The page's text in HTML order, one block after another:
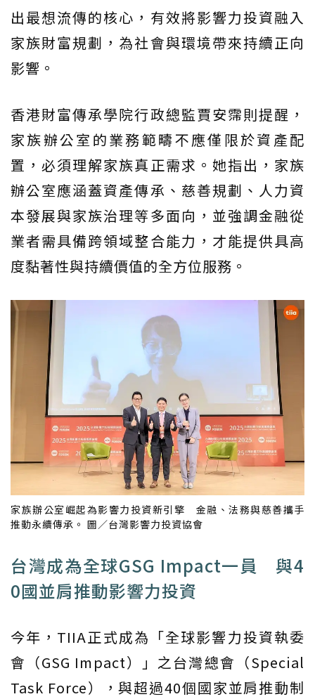
出最想流傳的核心，有效將影響力投資融入
家族財富規劃，為社會與環境帶來持續正向
影響。
香港財富傳承學院行政總監賈安霈則提醒，
家族辦公室的業務範疇不應僅限於資產配
置，必須理解家族真正需求。她指出，家族
辦公室應涵蓋資產傳承、慈善規劃、人力資
本發展與家族治理等多面向，並強調金融從
業者需具備跨領域整合能力，才能提供具高
度黏著性與持續價值的全方位服務。
家族辦公室崛起為影響力投資新引擎 金融、法務與慈善攜手
推動永續傳承。 圖／台灣影響力投資協會
台灣成為全球GSG Impact一員 與4
0國並肩推動影響力投資
今年，TIIA正式成為「全球影響力投資執委
會（GSG Impact）」之台灣總會（Special
Task Force），與超過40個國家並肩推動制